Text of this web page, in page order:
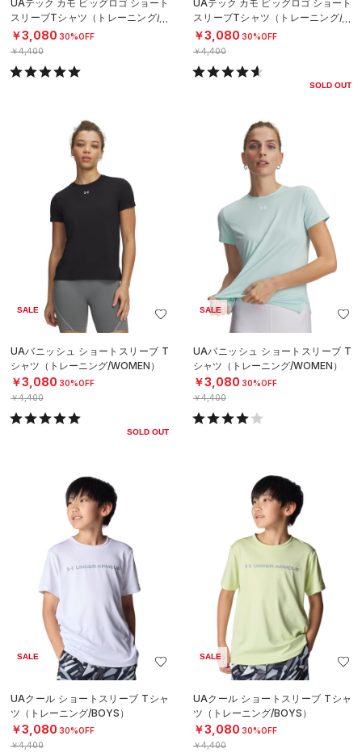
UAテック カモ ビッグロゴ ショート
スリーブTシャツ（トレーニング/M
EN）
￥3,080 30%OFF
￥4,400
UAテック カモ ビッグロゴ ショート
スリーブTシャツ（トレーニング/M
EN）
￥3,080 30%OFF
￥4,400
SOLD OUT
SALE
UAバニッシュ ショートスリーブ T
シャツ（トレーニング/WOMEN）
￥3,080 30%OFF
￥4,400
SOLD OUT
SALE
UAバニッシュ ショートスリーブ T
シャツ（トレーニング/WOMEN）
￥3,080 30%OFF
￥4,400
SALE
UAクール ショートスリーブ Tシャ
ツ（トレーニング/BOYS）
￥3,080 30%OFF
￥4,400
SALE
UAクール ショートスリーブ Tシャ
ツ（トレーニング/BOYS）
￥3,080 30%OFF
￥4,400